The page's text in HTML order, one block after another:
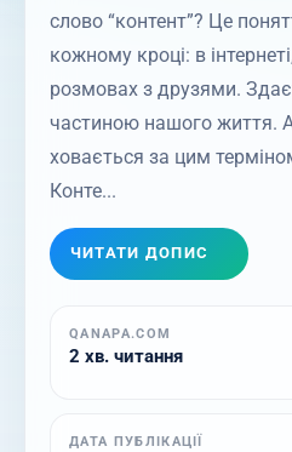
слово “контент”? Це
кожному кроці: в
розмовах з друзями.
частиною нашого життя.
ховається за цим
Конте...
ЧИТАТИ ДОПИС
QANAPA.COM
2 хв. читання
ДАТА ПУБЛІКАЦІЇ